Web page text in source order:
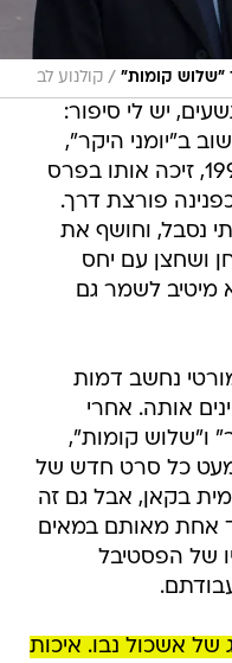
"שלוש קומות" / קולנוע לב
יש לי סיפור:
ב"יומני היקר",
סרטו של נני מורטי שיצא ב-1993, זיכה אותו בפרס
פורצת דרך.
נסבל, וחושף את
ושחצן עם יחס
מיטיב לשמר גם
נחשב דמות
אותה. אחרי
ו"שלוש קומות",
כל סרט חדש של
בקאן, אבל גם זה
אחת מאותם במאים
של הפסטיבל
של אשכול נבו. איכות